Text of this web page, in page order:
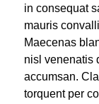
in consequat
mauris
Maecenas
nisl venenatis
accumsan.
torquent per